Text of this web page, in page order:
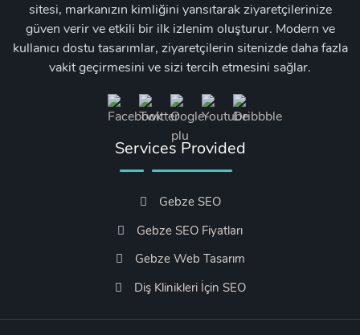
sitesi, markanızın kimliğini yansıtarak ziyaretçilerinize
güven verir ve etkili bir ilk izlenim oluşturur. Modern ve
kullanıcı dostu tasarımlar, ziyaretçilerin sitenizde daha fazla
vakit geçirmesini ve sizi tercih etmesini sağlar.
Services Provided
Gebze SEO
Gebze SEO Fiyatları
Gebze Web Tasarım
Diş Klinikleri İçin SEO